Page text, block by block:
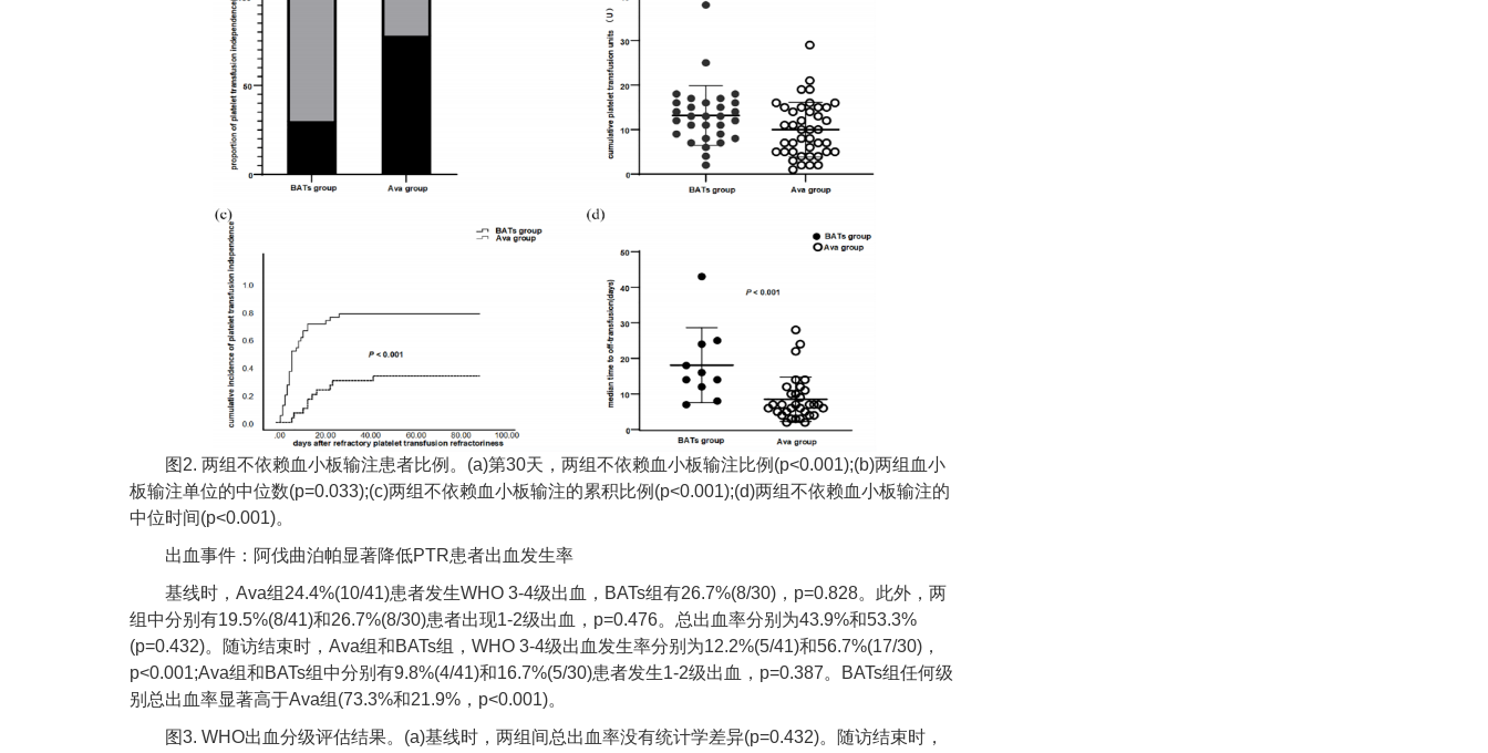
图2. 两组不依赖血小板输注患者比例。(a)第30天，两组不依赖血小板输注比例(p<0.001);(b)两组血小
板输注单位的中位数(p=0.033);(c)两组不依赖血小板输注的累积比例(p<0.001);(d)两组不依赖血小板输注的
中位时间(p<0.001)。
出血事件：阿伐曲泊帕显著降低PTR患者出血发生率
基线时，Ava组24.4%(10/41)患者发生WHO 3-4级出血，BATs组有26.7%(8/30)，p=0.828。此外，两
组中分别有19.5%(8/41)和26.7%(8/30)患者出现1-2级出血，p=0.476。总出血率分别为43.9%和53.3%
(p=0.432)。随访结束时，Ava组和BATs组，WHO 3-4级出血发生率分别为12.2%(5/41)和56.7%(17/30)，
p<0.001;Ava组和BATs组中分别有9.8%(4/41)和16.7%(5/30)患者发生1-2级出血，p=0.387。BATs组任何级
别总出血率显著高于Ava组(73.3%和21.9%，p<0.001)。
图3. WHO出血分级评估结果。(a)基线时，两组间总出血率没有统计学差异(p=0.432)。随访结束时，